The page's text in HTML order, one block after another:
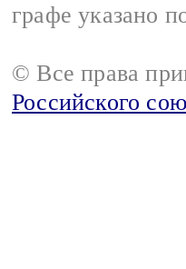
графе указано
© Все права
Российского